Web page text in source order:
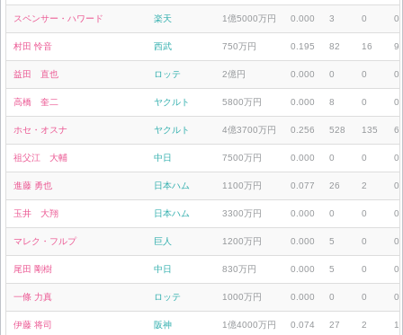
スペンサー・ハワード 楽天 1億5000万円 0.000 3 0 0
村田 怜音 西武 750万円 0.195 82 16 9
益田 直也 ロッテ 2億円 0.000 0 0 0
高橋 奎二 ヤクルト 5800万円 0.000 8 0 0
ホセ・オスナ ヤクルト 4億3700万円 0.256 528 135
祖父江 大輔 中日 7500万円 0.000 0 0 0
進藤 勇也 日本ハム 1100万円 0.077 26 2 0
玉井 大翔 日本ハム 3300万円 0.000 0 0 0
マレク・フルプ 巨人 1200万円 0.000 5 0 0
尾田 剛樹 中日 830万円 0.000 5 0 0
一條 力真 ロッテ 1000万円 0.000 0 0 0
伊藤 将司 阪神 1億4000万円 0.074 27 2 1